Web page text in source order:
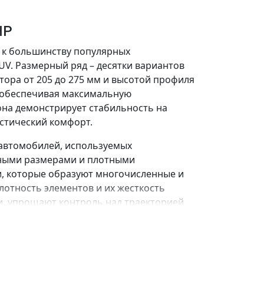
большинству популярных
Размерный ряд – десятки вариантов
от 205 до 275 мм и высотой профиля
максимальную
демонстрирует стабильность на
комфорт.
используемых
размерами и плотными
которые образуют многочисленные и
элементов и их жесткость
упрощают контроль над траекторией
сохраняются на мокром